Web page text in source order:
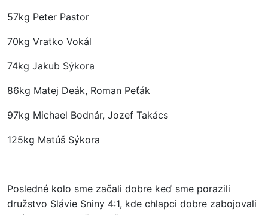
57kg Peter Pastor
70kg Vratko Vokál
74kg Jakub Sýkora
86kg Matej Deák, Roman Peťák
97kg Michael Bodnár, Jozef Takács
125kg Matúš Sýkora
Posledné kolo sme začali dobre keď sme porazili
družstvo Slávie Sniny 4:1, kde chlapci dobre zabojovali